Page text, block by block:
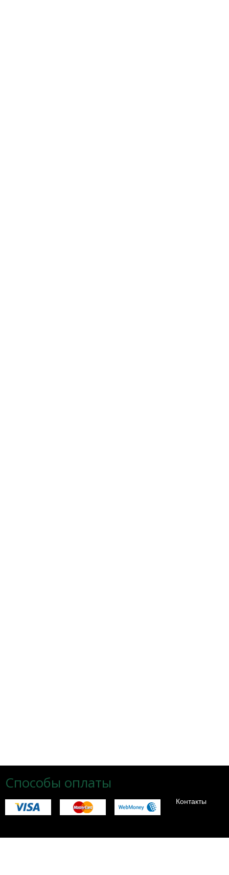
Способы оплаты
Контакты